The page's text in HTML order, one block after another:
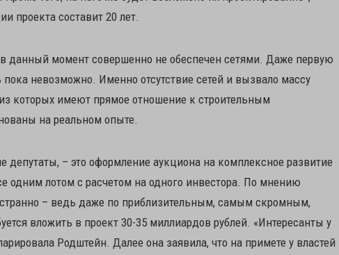
проекта составит 20 лет.
данный момент совершенно не обеспечен сетями. Даже первую
невозможно. Именно отсутствие сетей и вызвало массу
которых имеют прямое отношение к строительным
на реальном опыте.
депутаты, – это оформление аукциона на комплексное развитие
одним лотом с расчетом на одного инвестора. По мнению
странно – ведь даже по приблизительным, самым скромным,
вложить в проект 30-35 миллиардов рублей. «Интересанты у
Родштейн. Далее она заявила, что на примете у властей